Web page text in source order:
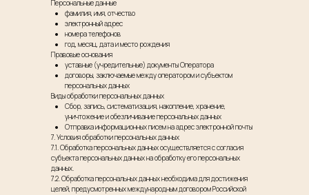
Персональные данные
фамилия, имя, отчество
электронный адрес
номера телефонов
год, месяц, дата и место рождения
Правовые основания
уставные (учредительные) документы Оператора
договоры, заключаемые между оператором и субъектом
персональных данных
Виды обработки персональных данных
Сбор, запись, систематизация, накопление, хранение,
уничтожение и обезличивание персональных данных
Отправка информационных писем на адрес электронной почты
7. Условия обработки персональных данных
7.1. Обработка персональных данных осуществляется с согласия
субъекта персональных данных на обработку его персональных
данных.
7.2. Обработка персональных данных необходима для достижения
целей, предусмотренных международным договором Российской